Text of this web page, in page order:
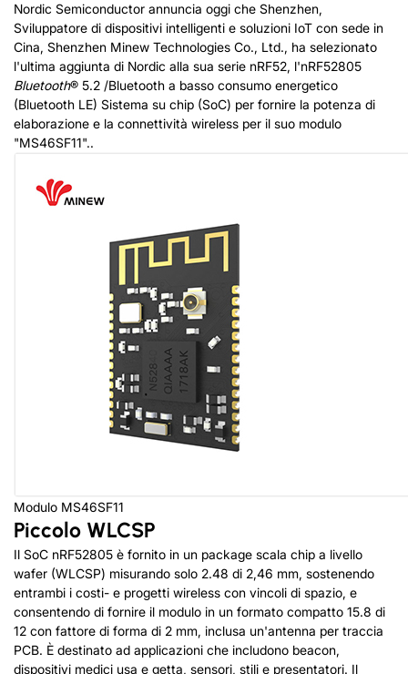
Nordic Semiconductor annuncia oggi che Shenzhen,
Sviluppatore di dispositivi intelligenti e soluzioni IoT con sede in
Cina, Shenzhen Minew Technologies Co., Ltd., ha selezionato
l'ultima aggiunta di Nordic alla sua serie nRF52, l'nRF52805
Bluetooth® 5.2 /Bluetooth a basso consumo energetico
(Bluetooth LE) Sistema su chip (SoC) per fornire la potenza di
elaborazione e la connettività wireless per il suo modulo
"MS46SF11"..
Modulo MS46SF11
Piccolo WLCSP
Il SoC nRF52805 è fornito in un package scala chip a livello
wafer (WLCSP) misurando solo 2.48 di 2,46 mm, sostenendo
entrambi i costi- e progetti wireless con vincoli di spazio, e
consentendo di fornire il modulo in un formato compatto 15.8 di
12 con fattore di forma di 2 mm, inclusa un'antenna per traccia
PCB. È destinato ad applicazioni che includono beacon,
dispositivi medici usa e getta, sensori, stili e presentatori. Il